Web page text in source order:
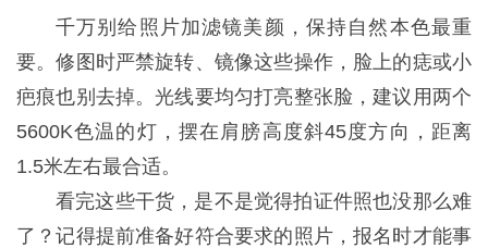
千万别给照片加滤镜美颜，保持自然本色最重
要。修图时严禁旋转、镜像这些操作，脸上的痣或小
疤痕也别去掉。光线要均匀打亮整张脸，建议用两个
5600K色温的灯，摆在肩膀高度斜45度方向，距离
1.5米左右最合适。
看完这些干货，是不是觉得拍证件照也没那么难
了？记得提前准备好符合要求的照片，报名时才能事